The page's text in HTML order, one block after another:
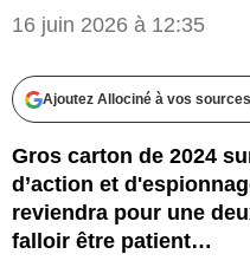
16 juin 2026 à 12:35
Ajoutez Allociné à vos
Gros carton de 2024
d’action et
reviendra pour une
falloir être patient…